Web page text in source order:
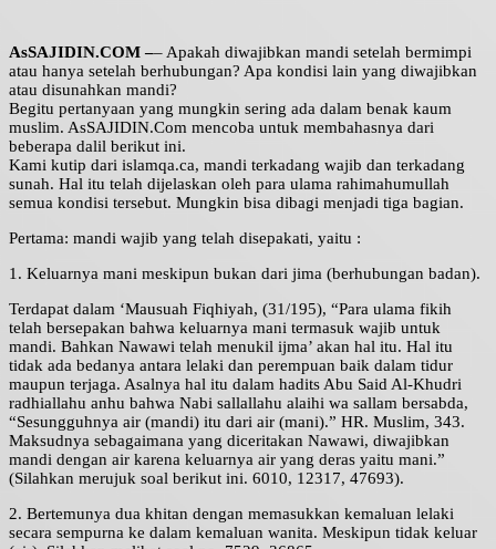
AsSAJIDIN.COM –– Apakah diwajibkan mandi setelah bermimpi
atau hanya setelah berhubungan? Apa kondisi lain yang diwajibkan
atau disunahkan mandi?
Begitu pertanyaan yang mungkin sering ada dalam benak kaum
muslim. AsSAJIDIN.Com mencoba untuk membahasnya dari
beberapa dalil berikut ini.
Kami kutip dari islamqa.ca, mandi terkadang wajib dan terkadang
sunah. Hal itu telah dijelaskan oleh para ulama rahimahumullah
semua kondisi tersebut. Mungkin bisa dibagi menjadi tiga bagian.
Pertama: mandi wajib yang telah disepakati, yaitu :
1. Keluarnya mani meskipun bukan dari jima (berhubungan badan).
Terdapat dalam ‘Mausuah Fiqhiyah, (31/195), “Para ulama fikih
telah bersepakan bahwa keluarnya mani termasuk wajib untuk
mandi. Bahkan Nawawi telah menukil ijma’ akan hal itu. Hal itu
tidak ada bedanya antara lelaki dan perempuan baik dalam tidur
maupun terjaga. Asalnya hal itu dalam hadits Abu Said Al-Khudri
radhiallahu anhu bahwa Nabi sallallahu alaihi wa sallam bersabda,
“Sesungguhnya air (mandi) itu dari air (mani).” HR. Muslim, 343.
Maksudnya sebagaimana yang diceritakan Nawawi, diwajibkan
mandi dengan air karena keluarnya air yang deras yaitu mani.”
(Silahkan merujuk soal berikut ini. 6010, 12317, 47693).
2. Bertemunya dua khitan dengan memasukkan kemaluan lelaki
secara sempurna ke dalam kemaluan wanita. Meskipun tidak keluar